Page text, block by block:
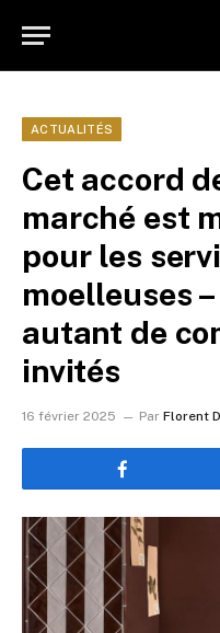
ACTUALITÉS
Cet accord
marché est
pour les
moelleuses
autant de
invités
16 février 2025 Par Florent